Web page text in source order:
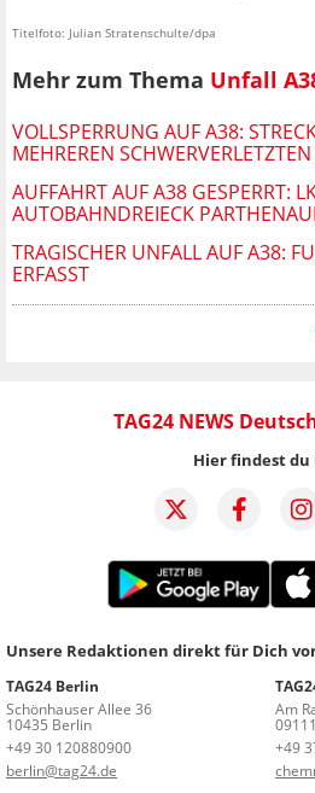
Titelfoto: Julian Stratenschulte/dpa
Mehr zum Thema Unfall
VOLLSPERRUNG AUF A38:
MEHREREN
AUFFAHRT AUF A38 GESPERRT:
AUTOBAHNDREIECK
TRAGISCHER UNFALL AUF A38:
RFASST
TAG24 NEWS
Hier findest du
Unsere Redaktionen direkt für Dich
TAG24 Berlin
Schönhauser Allee 36
10435 Berlin
+49 30 120880900
berlin@tag24.de
Am
+49